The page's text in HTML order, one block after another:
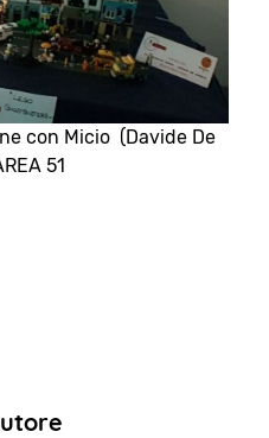
con Micio (Davide De
51